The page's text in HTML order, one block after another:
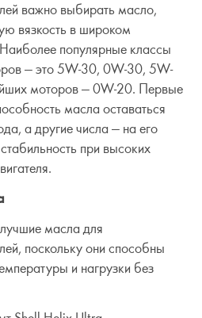
важно выбирать масло,
вязкость в широком
популярные классы
— это 5W-30, 0W-30, 5W-
моторов — 0W-20. Первые
масла оставаться
а другие числа — на его
при высоких
масла для
поскольку они способны
и нагрузки без